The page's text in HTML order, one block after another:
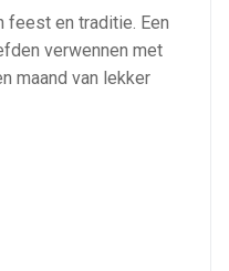
feest en traditie. Een
verwennen met
maand van lekker